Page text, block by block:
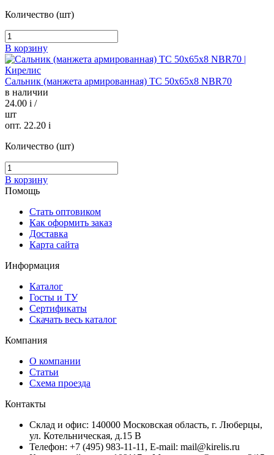
Количество (шт)
В корзину
Сальник (манжета армированная) TC 50х65х8 NBR70
в наличии
24.00 i /
шт
опт. 22.20 i
Количество (шт)
В корзину
Помощь
Стать оптовиком
Как оформить заказ
Доставка
Карта сайта
Информация
Каталог
Госты и ТУ
Сертификаты
Скачать весь каталог
Компания
О компании
Статьи
Схема проезда
Контакты
Склад и офис: 140000 Московская область, г. Люберцы,
ул. Котельническая, д.15 В
Телефон: +7 (495) 983-11-11, Е-mail: mail@kirelis.ru